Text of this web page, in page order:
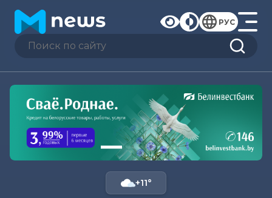
РУС
+11°